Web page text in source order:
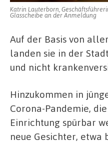
Katrin Lauterborn,
Glasscheibe an der Anmeldung
Auf der Basis von
landen sie in der
und nicht
Hinzukommen in
Corona-Pandemie,
Einrichtung spürbar
neue Gesichter,